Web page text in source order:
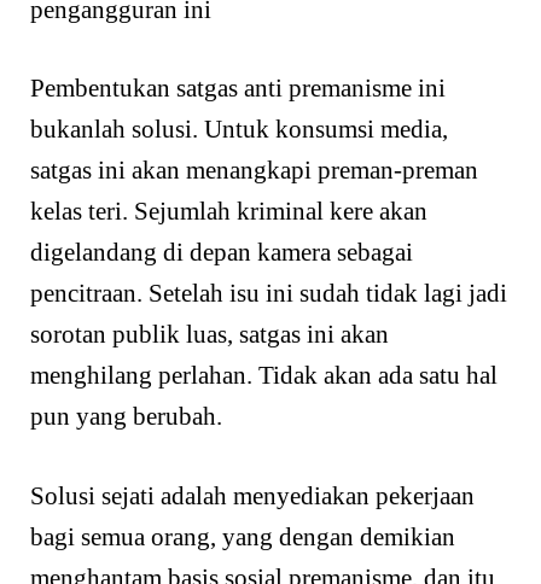
pengangguran ini
Pembentukan satgas anti premanisme ini
bukanlah solusi. Untuk konsumsi media,
satgas ini akan menangkapi preman-preman
kelas teri. Sejumlah kriminal kere akan
digelandang di depan kamera sebagai
pencitraan. Setelah isu ini sudah tidak lagi jadi
sorotan publik luas, satgas ini akan
menghilang perlahan. Tidak akan ada satu hal
pun yang berubah.
Solusi sejati adalah menyediakan pekerjaan
bagi semua orang, yang dengan demikian
menghantam basis sosial premanisme, dan itu